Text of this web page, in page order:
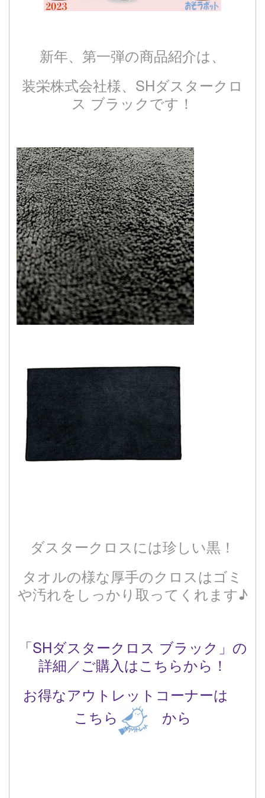
新年、第一弾の商品紹介は、
装栄株式会社様、SHダスタークロ
ス ブラックです！
ダスタークロスには珍しい黒！
タオルの様な厚手のクロスはゴミ
や汚れをしっかり取ってくれます♪
「SHダスタークロス ブラック 」の
詳細／ご購入はこちらから！
お得なアウトレットコーナーは
こちら
から